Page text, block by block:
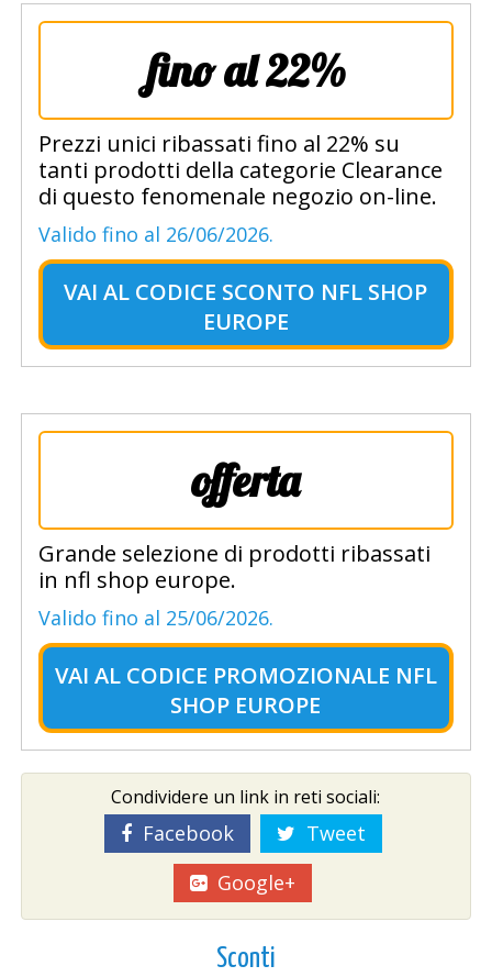
fino al 22%
Prezzi unici ribassati fino al 22% su
tanti prodotti della categorie Clearance
di questo fenomenale negozio on-line.
Valido fino al 26/06/2026.
VAI AL CODICE SCONTO NFL SHOP
EUROPE
offerta
Grande selezione di prodotti ribassati
in nfl shop europe.
Valido fino al 25/06/2026.
VAI AL CODICE PROMOZIONALE NFL
SHOP EUROPE
Condividere un link in reti sociali:
Facebook
Tweet
Google+
Sconti